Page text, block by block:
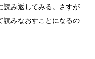
読み返してみる。さすが
読みなおすことになるの